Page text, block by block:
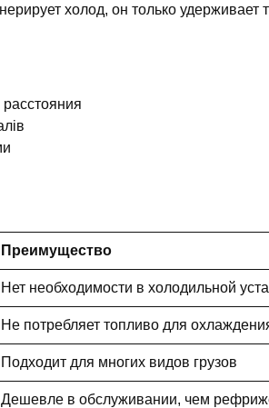
холод, он только удерживает
Преимущество
Нет необходимости в холодильной
Не потребляет топливо для
Подходит для многих видов грузов
Дешевле в обслуживании, чем